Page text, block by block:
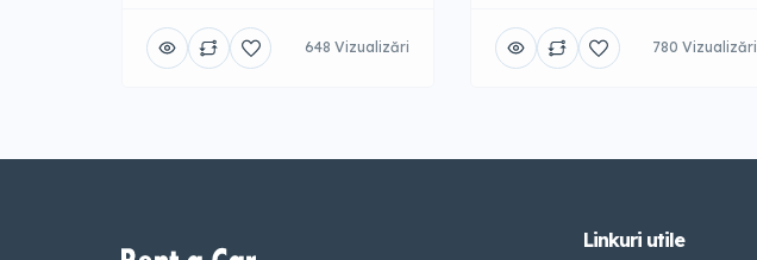
648 Vizualizări 780 Vizualizări
Linkuri utile